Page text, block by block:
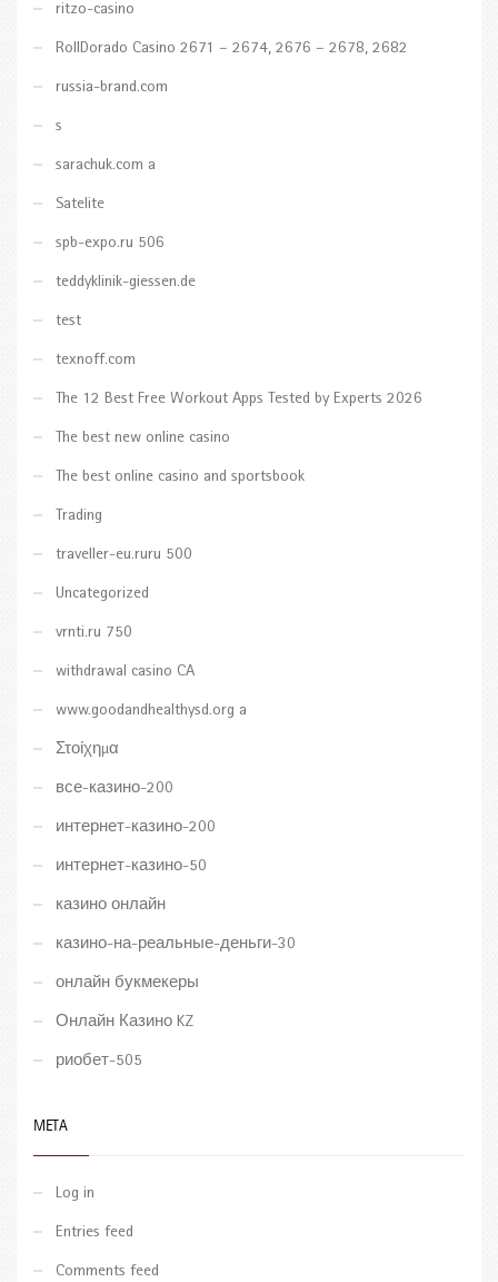
ritzo-casino
RollDorado Casino 2671 – 2674, 2676 – 2678, 2682
russia-brand.com
s
sarachuk.com a
Satelite
spb-expo.ru 506
teddyklinik-giessen.de
test
texnoff.com
The 12 Best Free Workout Apps Tested by Experts 2026
The best new online casino
The best online casino and sportsbook
Trading
traveller-eu.ruru 500
Uncategorized
vrnti.ru 750
withdrawal casino CA
www.goodandhealthysd.org a
Στοίχημα
все-казино-200
интернет-казино-200
интернет-казино-50
казино онлайн
казино-на-реальные-деньги-30
онлайн букмекеры
Онлайн Казино KZ
риобет-505
META
Log in
Entries feed
Comments feed